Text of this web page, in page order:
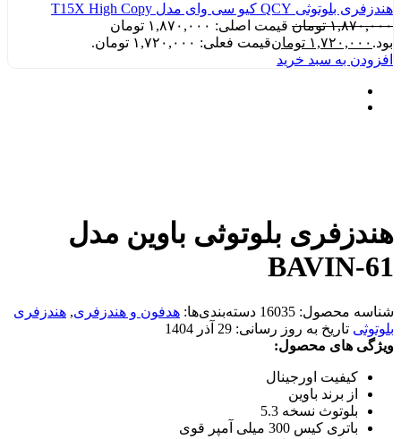
هندزفری بلوتوثی QCY کیو سی وای مدل T15X High Copy
۱,۸۷۰,۰۰۰ تومان
قیمت اصلی: ۱,۸۷۰,۰۰۰ تومان
بود. ۱,۷۲۰,۰۰۰ تومانقیمت فعلی: ۱,۷۲۰,۰۰۰ تومان.
افزودن به سبد خرید
هندزفری بلوتوثی باوین مدل
BAVIN-61
شناسه محصول: 16035 دسته‌بندی‌ها: هدفون و هندزفری, هندزفری
بلوتوثی تاریخ به روز رسانی: 29 آذر 1404
ویژگی های محصول:
کیفیت اورجینال
از برند باوین
بلوتوث نسخه 5.3
باتری کیس 300 میلی آمپر قوی